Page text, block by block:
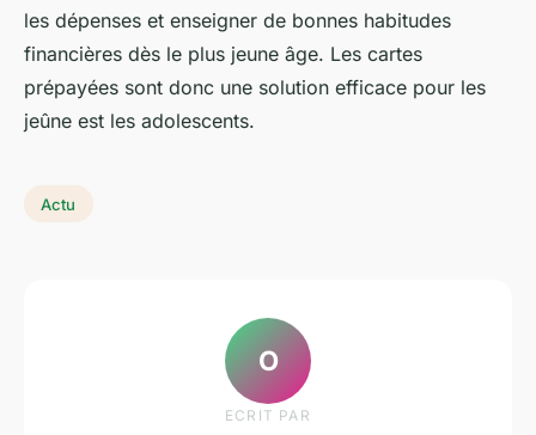
les dépenses et enseigner de bonnes habitudes
financières dès le plus jeune âge. Les cartes
prépayées sont donc une solution efficace pour les
jeûne est les adolescents.
Actu
O
ECRIT PAR